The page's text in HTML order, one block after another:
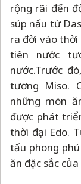
rộng rãi đến
súp nấu từ
ra đời vào
tiên nước
nước.Trước
tương Miso.
những món
được phát
thời đại Edo.
tấu phong
ăn đặc sắc